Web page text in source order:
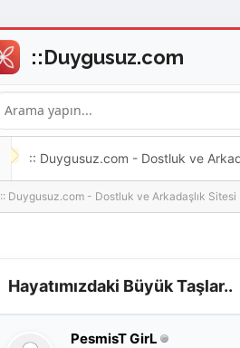
:: Duygusuz.com - Dostluk ve
oldukça kolay ve zahmetsizdir.
:: Duygusuz.com - Dostluk ve Arkadaşlık Sitesi
Hayatımızdaki Büyük Taşlar..
PesmisT GirL